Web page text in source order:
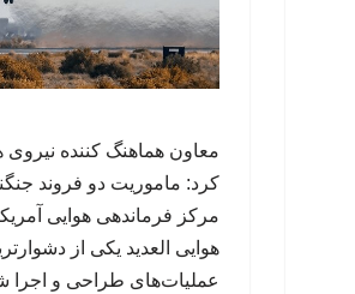
معاون هماهنگ کننده
مرکز فرماندهی هوایی
هوایی العدید یکی از
عملیات‌های طراحی و اجرا